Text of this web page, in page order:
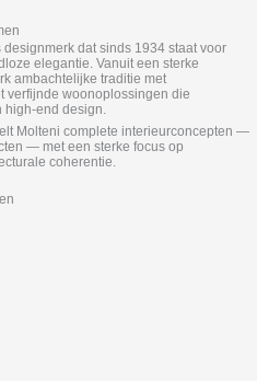
dat sinds 1934 staat voor
elegantie. Vanuit een sterke
ambachtelijke traditie met
verfijnde woonoplossingen die
high-end design.
Molteni complete interieurconcepten —
— met een sterke focus op
coherentie.